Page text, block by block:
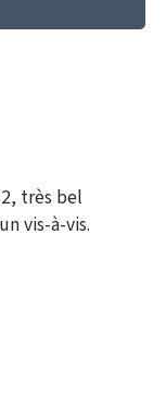
très bel
vis-à-vis.